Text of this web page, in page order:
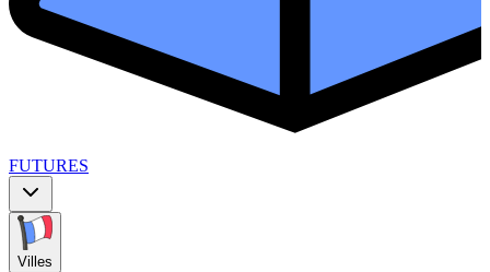
FUTURES
Villes